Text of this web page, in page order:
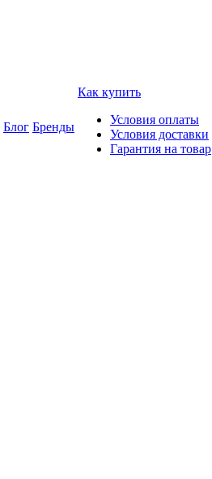
Блог Бренды
Как купить
Условия оплаты
Условия доставки
Гарантия на товар